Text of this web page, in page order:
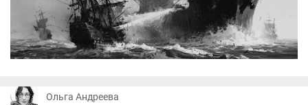
Ольга Андреева